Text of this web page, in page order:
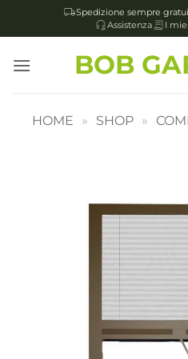
Spedizione sempre
Assistenza
I
BOB
HOME » SHOP »